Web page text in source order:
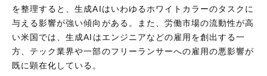
を整理すると、生成AIはいわゆるホワイトカラーのタスクに
与える影響が強い傾向がある。また、労働市場の流動性が高
い米国では、生成AIはエンジニアなどの雇用を創出する一
方、テック業界や一部のフリーランサーへの雇用の悪影響が
既に顕在化している。